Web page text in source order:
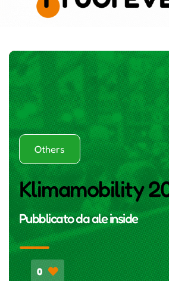
Others
Klimamobility
Pubblicato daale inside
0